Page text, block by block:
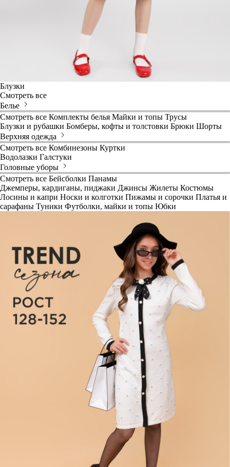
Блузки
Смотреть все
Белье
Смотреть все Комплекты белья Майки и топы Трусы
Блузки и рубашки Бомберы, кофты и толстовки Брюки Шорты
Верхняя одежда
Смотреть все Комбинезоны Куртки
Водолазки Галстуки
Головные уборы
Смотреть все Бейсболки Панамы
Джемперы, кардиганы, пиджаки Джинсы Жилеты Костюмы
Лосины и капри Носки и колготки Пижамы и сорочки Платья и
сарафаны Туники Футболки, майки и топы Юбки